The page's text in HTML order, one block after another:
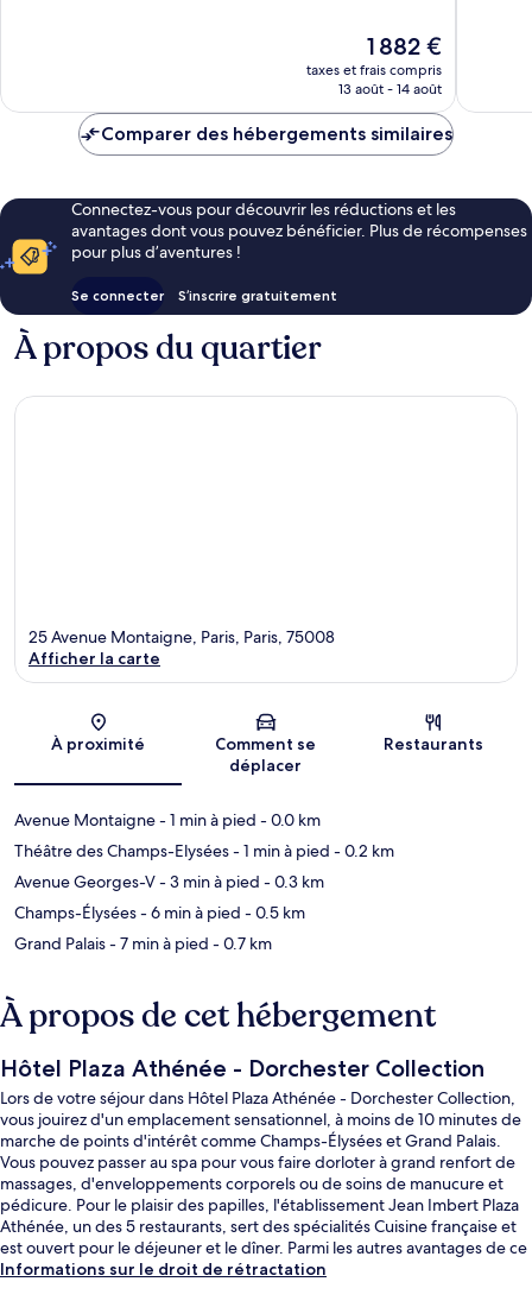
Le
nouveau
prix
de
1 882 €
taxes et frais compris
13 août - 14 août
Comparer des hébergements similaires
Connectez-vous pour découvrir les réductions et les
avantages dont vous pouvez bénéficier. Plus de récompenses
pour plus d’aventures !
Se connecter S’inscrire gratuitement
À propos du quartier
Carte
25 Avenue Montaigne, Paris, Paris, 75008
Afficher la carte
À proximité
Comment se
déplacer
Restaurants
Avenue Montaigne- 1 min à pied - 0.0 km
Théâtre des Champs-Elysées- 1 min à pied - 0.2 km
Avenue Georges-V- 3 min à pied - 0.3 km
Champs-Élysées- 6 min à pied - 0.5 km
Grand Palais- 7 min à pied - 0.7 km
À propos de cet hébergement
Hôtel Plaza Athénée - Dorchester Collection
Lors de votre séjour dans Hôtel Plaza Athénée - Dorchester Collection,
vous jouirez d'un emplacement sensationnel, à moins de 10 minutes de
marche de points d'intérêt comme Champs-Élysées et Grand Palais.
Vous pouvez passer au spa pour vous faire dorloter à grand renfort de
massages, d'enveloppements corporels ou de soins de manucure et
pédicure. Pour le plaisir des papilles, l'établissement Jean Imbert Plaza
Athénée, un des 5 restaurants, sert des spécialités Cuisine française et
est ouvert pour le déjeuner et le dîner. Parmi les autres avantages de ce
palace de luxe, on trouve un bar / salon, une salle de fitness et une
Informations sur le droit de rétractation